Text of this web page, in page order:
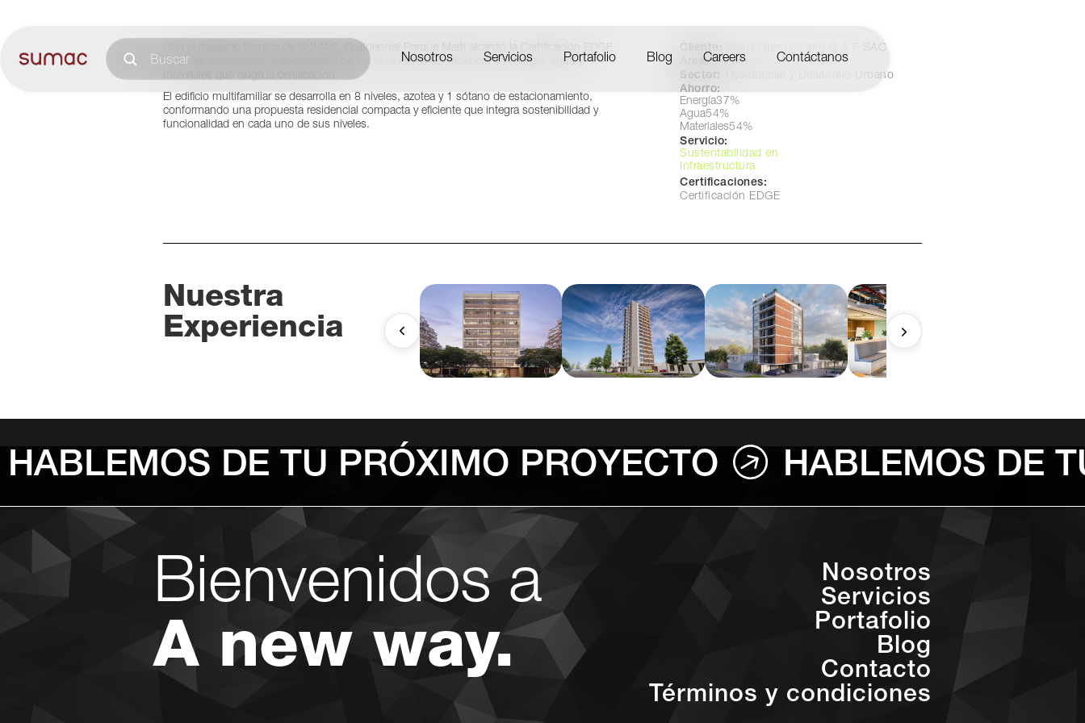
Nosotros Servicios Portafolio Blog Careers Contáctanos
Con el respaldo técnico de SUMAC, Residencial Parque Marti alcanzó la Certificación EDGE
en Lima, validando el cumplimiento de los estándares de eficiencia en energía, agua y
El edificio multifamiliar se desarrolla en 8 niveles, azotea y 1 sótano de estacionamiento,
conformando una propuesta residencial compacta y eficiente que integra sostenibilidad y
funcionalidad en cada uno de sus niveles.
Grupo Inmobiliario G & F SAC
Área: 2.962 m²
Sector:
Residencial y Desarrollo Urbano
Ahorro:
Energía37%
Agua54%
Materiales54%
Servicio:
Sustentabilidad en
Infraestructura
Certificaciones:
Certificación EDGE
Nuestra
Experiencia
HABLEMOS DE TU PRÓXIMO PROYECTO HABLEMOS DE
Bienvenidos a
A new way.
Nosotros
Servicios
Portafolio
Blog
Contacto
Términos y condiciones